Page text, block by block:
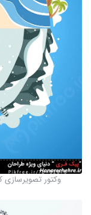
وکتور